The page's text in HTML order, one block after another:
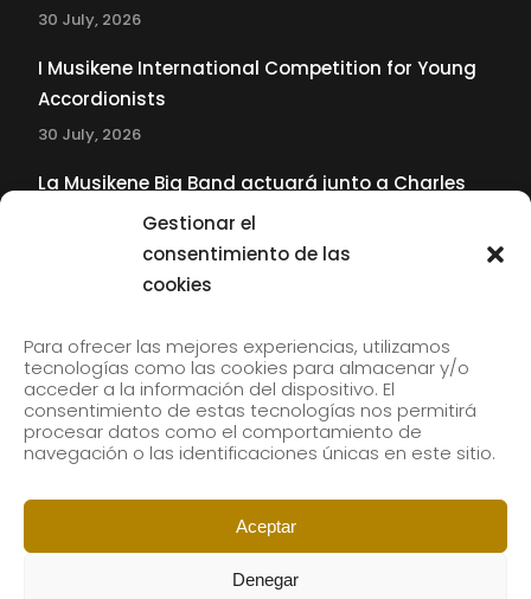
Gestionar el
consentimiento de las
cookies
Para ofrecer las mejores experiencias, utilizamos
tecnologías como las cookies para almacenar y/o
acceder a la información del dispositivo. El
consentimiento de estas tecnologías nos permitirá
procesar datos como el comportamiento de
navegación o las identificaciones únicas en este sitio.
Aceptar
Denegar
30 July, 2026
I Musikene International Competition for Young
Accordionists
30 July, 2026
La Musikene Big Band actuará junto a Charles
Tolliver en el 61 Jazzaldia
Subscribe to our newsletter to receive our news by
email.